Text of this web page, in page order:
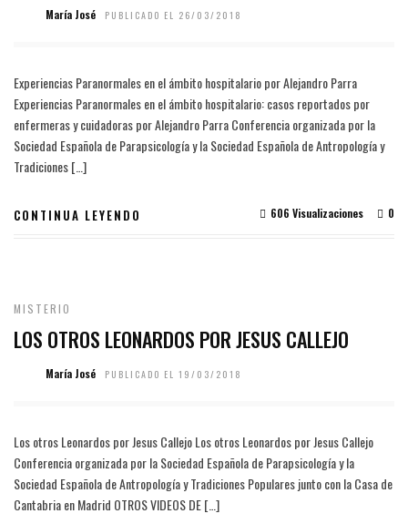
María José PUBLICADO EL 26/03/2018
Experiencias Paranormales en el ámbito hospitalario por Alejandro Parra
Experiencias Paranormales en el ámbito hospitalario: casos reportados por
enfermeras y cuidadoras por Alejandro Parra Conferencia organizada por la
Sociedad Española de Parapsicología y la Sociedad Española de Antropología y
Tradiciones […]
CONTINUA LEYENDO 0
606 Visualizaciones
MISTERIO
LOS OTROS LEONARDOS POR JESUS CALLEJO
María José PUBLICADO EL 19/03/2018
Los otros Leonardos por Jesus Callejo Los otros Leonardos por Jesus Callejo
Conferencia organizada por la Sociedad Española de Parapsicología y la
Sociedad Española de Antropología y Tradiciones Populares junto con la Casa de
Cantabria en Madrid OTROS VIDEOS DE […]